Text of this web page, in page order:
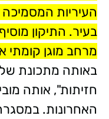
העיריות
בעיר. התיקון
מרחב מוגן קומתי
באותה מתכונת של
חזיתות", אותה
האחרונות.